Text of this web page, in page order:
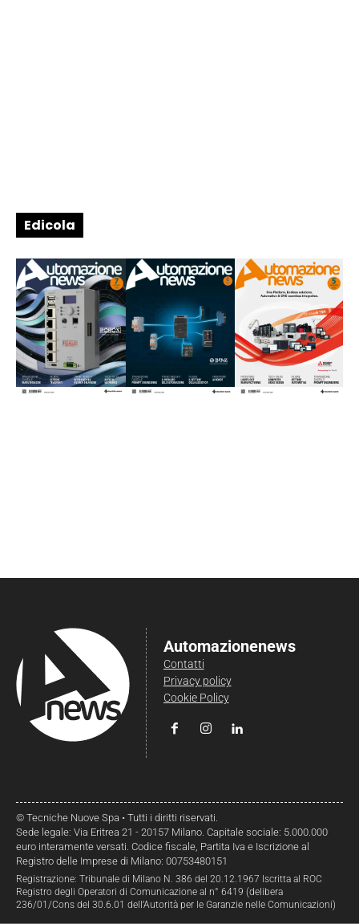
Edicola
Automazionenews
Contatti
Privacy policy
Cookie Policy
© Tecniche Nuove Spa • Tutti i diritti riservati.
Sede legale: Via Eritrea 21 - 20157 Milano. Capitale sociale: 5.000.000
euro interamente versati. Codice fiscale, Partita Iva e Iscrizione al
Registro delle Imprese di Milano: 00753480151
Registrazione: Tribunale di Milano N. 386 del 20.12.1967 Iscritta al ROC
Registro degli Operatori di Comunicazione al n° 6419 (delibera
236/01/Cons del 30.6.01 dell’Autorità per le Garanzie nelle Comunicazioni)